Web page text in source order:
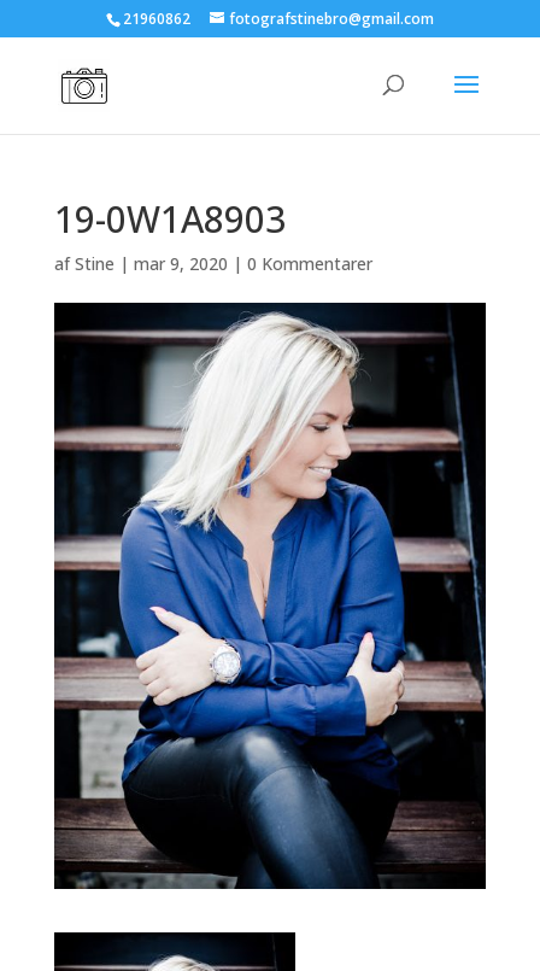
21960862 fotografstinebro@gmail.com
19-0W1A8903
afStine | mar 9, 2020 | 0 Kommentarer